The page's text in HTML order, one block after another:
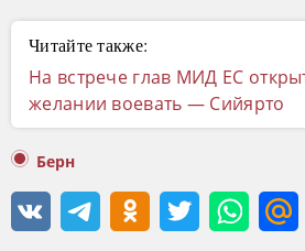
Читайте также:
На встрече глав МИД ЕС
желании воевать — Сийярто
Берн